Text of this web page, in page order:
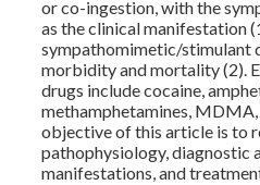
or co-ingestion, with the
as the clinical manifestation
sympathomimetic/stimulant
morbidity and mortality (2).
drugs include cocaine,
methamphetamines,
objective of this article is to
pathophysiology, diagnostic
manifestations, and